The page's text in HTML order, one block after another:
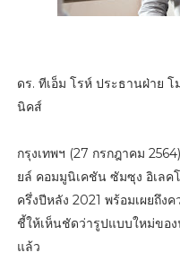
ดร. ทีเอ็ม โรห์ ประธานฝ่าย
นิคส์
กรุงเทพฯ (27 กรกฎาคม
ยล์ คอมมูนิเคชัน ซัมซุง อิเล
ครึ่งปีหลัง 2021 พร้อมเผยถึ
ชี้ให้เห็นชัดว่ารูปแบบใหม่ขอ
แล้ว